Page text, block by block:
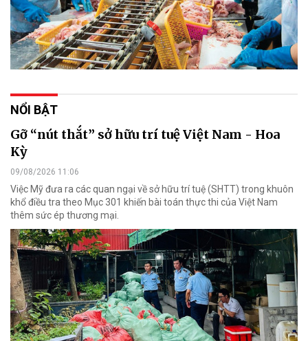
NỔI BẬT
Gỡ “nút thắt” sở hữu trí tuệ Việt Nam - Hoa
Kỳ
09/08/2026 11:06
Việc Mỹ đưa ra các quan ngại về sở hữu trí tuệ (SHTT) trong khuôn
khổ điều tra theo Mục 301 khiến bài toán thực thi của Việt Nam
thêm sức ép thương mại.